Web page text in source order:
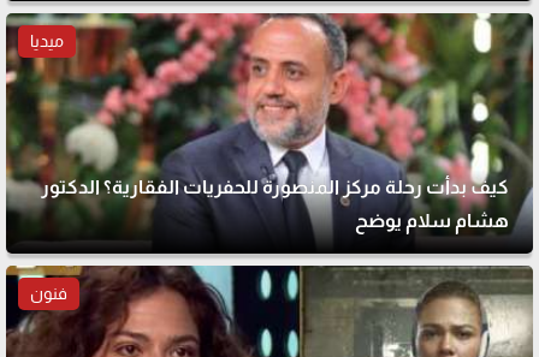
ميديا
كيف بدأت رحلة مركز المنصورة للحفريات الفقارية؟ الدكتور
هشام سلام يوضح
فنون